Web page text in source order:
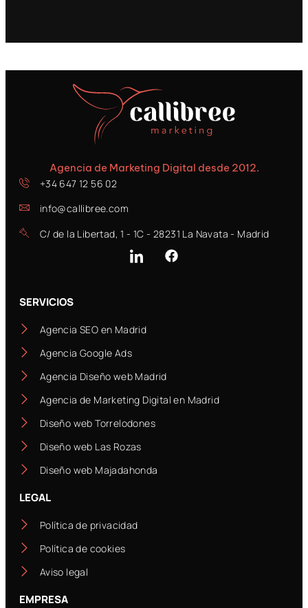
Agencia de Marketing Digital desde 2012.
+34 647 12 56 02
info@callibree.com
C/ de la Libertad, 1 - 1C - 28231 La Navata - Madrid
SERVICIOS
Agencia SEO en Madrid
Agencia Google Ads
Agencia Diseño web Madrid
Agencia de Marketing Digital en Madrid
Diseño web Torrelodones
Diseño web Las Rozas
Diseño web Majadahonda
LEGAL
Política de privacidad
Política de cookies
Aviso legal
EMPRESA